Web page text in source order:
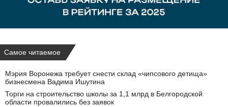
Самое читаемое
Мэрия Воронежа требует снести склад «чипсового детища»
бизнесмена Вадима Ишутина
Торги на строительство школы за 1,1 млрд в Белгородской
области провалились без заявок